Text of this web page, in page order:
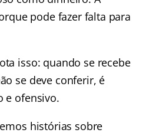
pode fazer falta para
isso: quando se recebe
se deve conferir, é
e ofensivo.
histórias sobre